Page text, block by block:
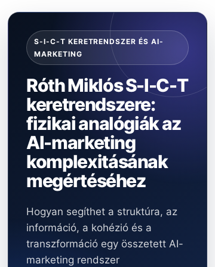
S-I-C-T KERETRENDSZER ÉS AI-
MARKETING
Róth Miklós S-I-C-T
keretrendszere:
fizikai analógiák az
AI-marketing
komplexitásának
megértéséhez
Hogyan segíthet a struktúra, az
információ, a kohézió és a
transzformáció egy összetett AI-
marketing rendszer